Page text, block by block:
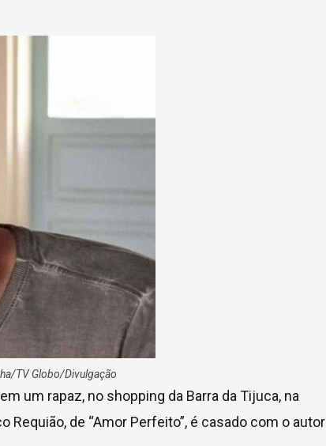
TV Globo/Divulgação
um rapaz, no shopping da Barra da Tijuca, na
Requião, de “Amor Perfeito”, é casado com o autor